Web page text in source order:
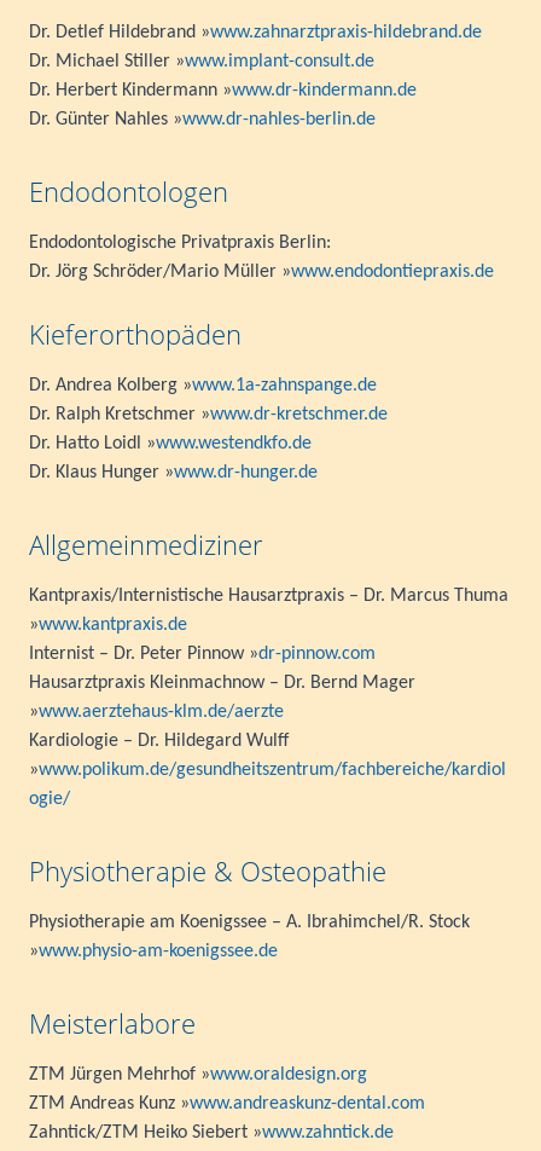
Dr. Detlef Hildebrand »www.zahnarztpraxis-hildebrand.de
Dr. Michael Stiller »www.implant-consult.de
Dr. Herbert Kindermann »www.dr-kindermann.de
Dr. Günter Nahles »www.dr-nahles-berlin.de
Endodontologen
Endodontologische Privatpraxis Berlin:
Dr. Jörg Schröder/Mario Müller »www.endodontiepraxis.de
Kieferorthopäden
Dr. Andrea Kolberg »www.1a-zahnspange.de
Dr. Ralph Kretschmer »www.dr-kretschmer.de
Dr. Hatto Loidl »www.westendkfo.de
Dr. Klaus Hunger »www.dr-hunger.de
Allgemeinmediziner
Kantpraxis/Internistische Hausarztpraxis – Dr. Marcus Thuma
»www.kantpraxis.de
Internist – Dr. Peter Pinnow »dr-pinnow.com
Hausarztpraxis Kleinmachnow – Dr. Bernd Mager
»www.aerztehaus-klm.de/aerzte
Kardiologie – Dr. Hildegard Wulff
»www.polikum.de/gesundheitszentrum/fachbereiche/kardiol
ogie/
Physiotherapie & Osteopathie
Physiotherapie am Koenigssee – A. Ibrahimchel/R. Stock
»www.physio-am-koenigssee.de
Meisterlabore
ZTM Jürgen Mehrhof »www.oraldesign.org
ZTM Andreas Kunz »www.andreaskunz-dental.com
Zahntick/ZTM Heiko Siebert »www.zahntick.de